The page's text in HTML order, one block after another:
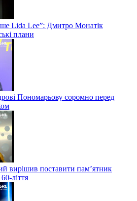
Lida Lee”: Дмитро Монатік
плани
Пономарьову соромно перед
вирішив поставити пам’ятник
ліття